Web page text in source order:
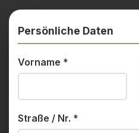
Persönliche Daten
Vorname *
Straße / Nr. *